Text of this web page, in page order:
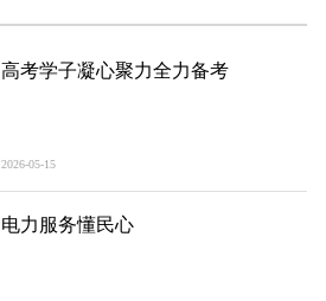
高考学子凝心聚力全力备考
2026-05-15
电力服务懂民心